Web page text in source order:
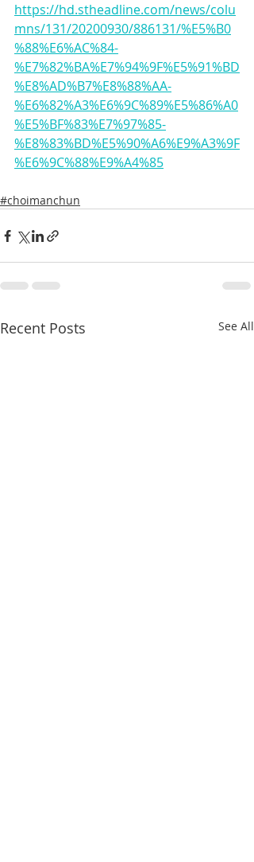
https://hd.stheadline.com/news/colu
mns/131/20200930/886131/%E5%B0
%88%E6%AC%84-
%E7%82%BA%E7%94%9F%E5%91%BD
%E8%AD%B7%E8%88%AA-
%E6%82%A3%E6%9C%89%E5%86%A0
%E5%BF%83%E7%97%85-
%E8%83%BD%E5%90%A6%E9%A3%9F
%E6%9C%88%E9%A4%85
#choimanchun
Recent Posts See All